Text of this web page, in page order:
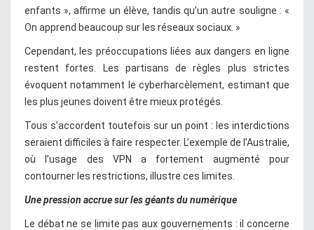
enfants », affirme un élève, tandis qu’un autre souligne : «
On apprend beaucoup sur les réseaux sociaux. »
Cependant, les préoccupations liées aux dangers en ligne
restent fortes. Les partisans de règles plus strictes
évoquent notamment le cyberharcèlement, estimant que
les plus jeunes doivent être mieux protégés.
Tous s’accordent toutefois sur un point : les interdictions
seraient difficiles à faire respecter. L’exemple de l’Australie,
où l’usage des VPN a fortement augmenté pour
contourner les restrictions, illustre ces limites.
Une pression accrue sur les géants du numérique
Le débat ne se limite pas aux gouvernements : il concerne